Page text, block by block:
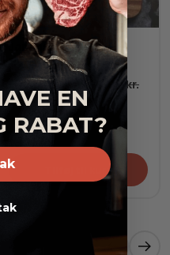
Japansk A5+ Wagyu
Ribeye MBS 10-12
518,00kr. 878,00 kr.
Tilføj til kurv
EN
RABAT?